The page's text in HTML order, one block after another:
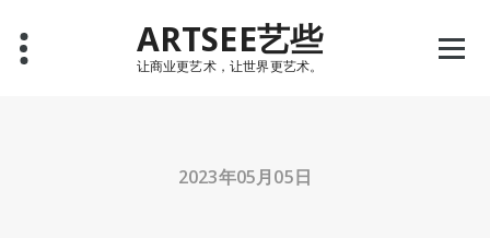
content
ARTSEE艺些
让商业更艺术，让世界更艺术。
2023年05月05日